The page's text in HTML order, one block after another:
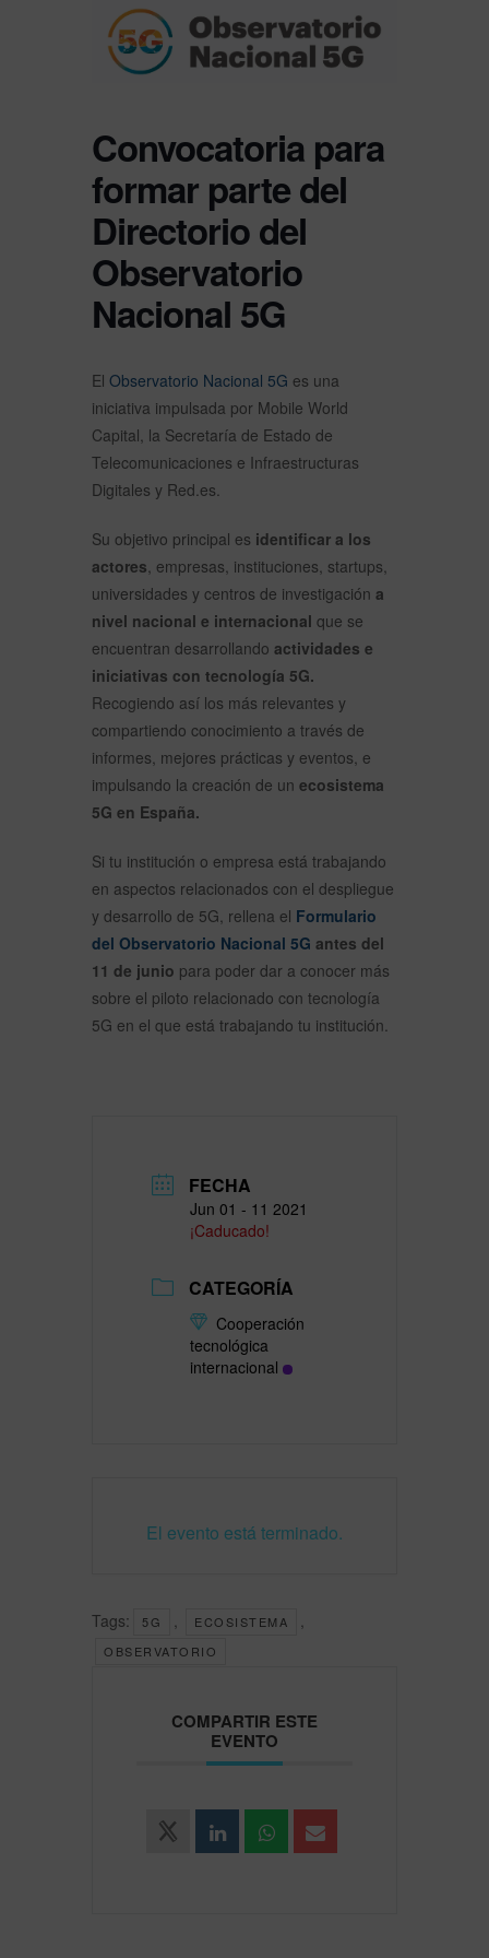
Convocatoria para
formar parte del
Directorio del
Observatorio
Nacional 5G
El Observatorio Nacional 5G es una
iniciativa impulsada por Mobile World
Capital, la Secretaría de Estado de
Telecomunicaciones e Infraestructuras
Digitales y Red.es.
Su objetivo principal es identificar a los
actores , empresas, instituciones, startups,
universidades y centros de investigación a
nivel nacional e internacional que se
encuentran desarrollando actividades e
iniciativas con tecnología 5G.
Recogiendo así los más relevantes y
compartiendo conocimiento a través de
informes, mejores prácticas y eventos, e
impulsando la creación de un ecosistema
5G en España.
Si tu institución o empresa está trabajando
en aspectos relacionados con el despliegue
y desarrollo de 5G, rellena el Formulario
del Observatorio Nacional 5G antes del
11 de junio para poder dar a conocer más
sobre el piloto relacionado con tecnología
5G en el que está trabajando tu institución.
FECHA
Jun 01 - 11 2021
¡Caducado!
CATEGORÍA
Cooperación
tecnológica
internacional
El evento está terminado.
Tags: 5G ECOSISTEMA
OBSERVATORIO
COMPARTIR ESTE
EVENTO